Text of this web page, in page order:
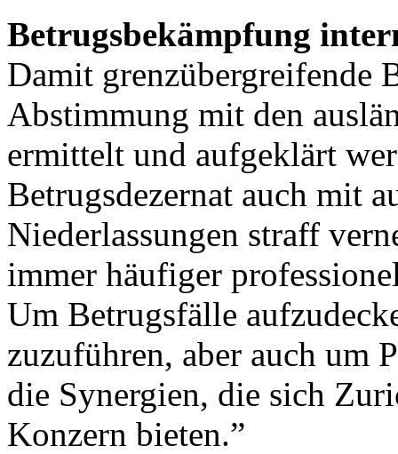
Betrugsbekämpfung
Damit grenzübergreifende
Abstimmung mit den
ermittelt und aufgeklärt
Betrugsdezernat auch mit
Niederlassungen straff
immer häufiger
Um Betrugsfälle
zuzuführen, aber auch um
die Synergien, die sich
Konzern bieten.”